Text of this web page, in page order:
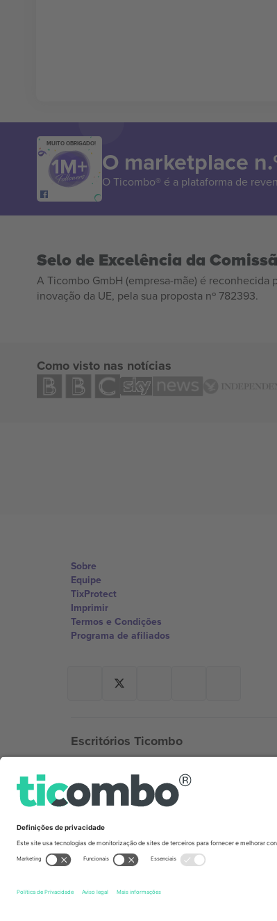
MUITO OBRIGADO!
O marketplace
O Ticombo® é a plataforma de
Selo de Excelência da
A Ticombo GmbH (empresa-mãe) é
inovação da UE, pela sua proposta nº 782393.
Como visto nas notícias
Sobre
Equipe
TixProtect
Imprimir
Termos e Condições
Programa de afiliados
Escritórios Ticombo
Unter den Linden 24, 10117 Berlin, Germany
131 Continental Dr, Suite 305, Newark,
Regus Sofia City West, bul Totleben 53-55, 1606